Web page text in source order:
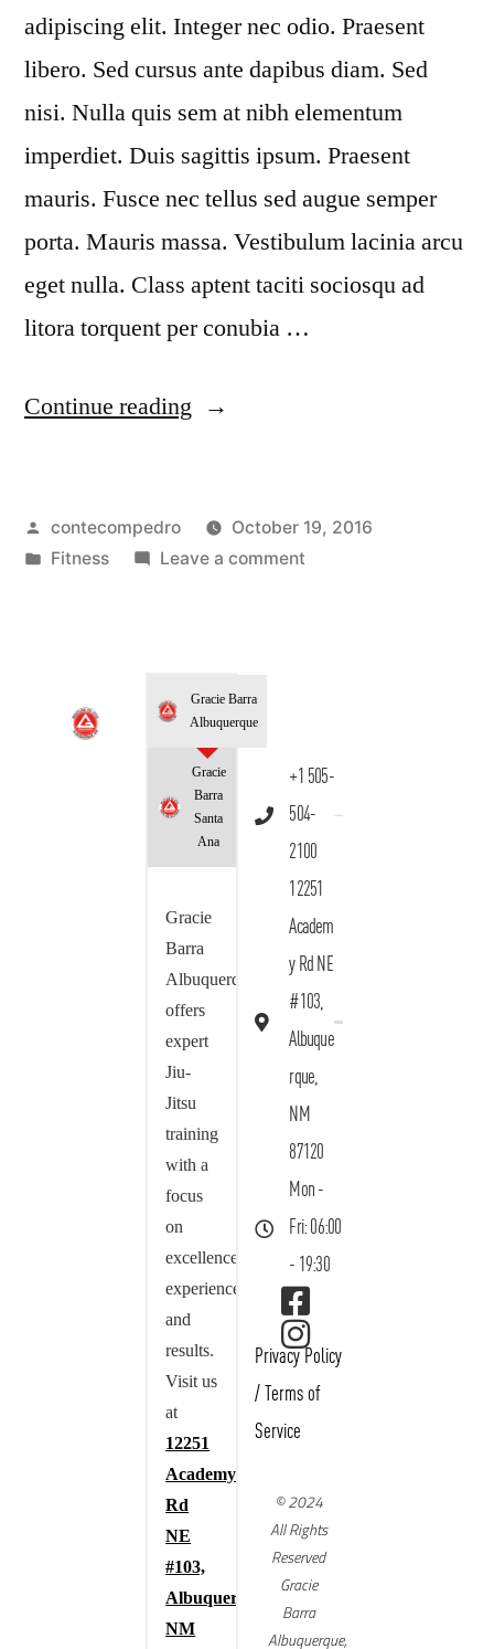
adipiscing elit. Integer nec odio. Praesent
libero. Sed cursus ante dapibus diam. Sed
nisi. Nulla quis sem at nibh elementum
imperdiet. Duis sagittis ipsum. Praesent
mauris. Fusce nec tellus sed augue semper
porta. Mauris massa. Vestibulum lacinia arcu
eget nulla. Class aptent taciti sociosqu ad
litora torquent per conubia …
Continue reading
contecompedro
October 19, 2016
Fitness
Leave a comment
Gracie Barra
Albuquerque
Gracie
Barra
Santa
Ana
Gracie
Barra
Albuquerque
offers
expert
Jiu-
Jitsu
training
with a
focus
on
excellence,
experience,
and
results.
Visit us
at
12251
Academy
Rd
NE
#103,
Albuquerque,
NM
+1 505-
504-
2100
12251
Academ
y Rd NE
#103,
Albuque
rque,
NM
87120
Mon -
Fri: 06:00
- 19:30
Privacy Policy
/ Terms of
Service
© 2024
All Rights
Reserved
Gracie
Barra
Albuquerque,